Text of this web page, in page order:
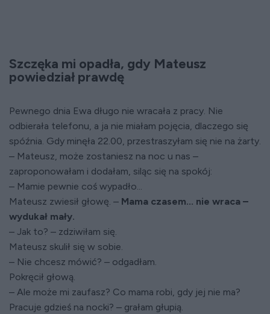
Szczęka mi opadła, gdy Mateusz
powiedział prawdę
Pewnego dnia Ewa długo nie wracała z pracy. Nie
odbierała telefonu, a ja nie miałam pojęcia, dlaczego się
spóźnia. Gdy minęła 22.00, przestraszyłam się nie na żarty.
– Mateusz, może zostaniesz na noc u nas –
zaproponowałam i dodałam, siląc się na spokój:
– Mamie pewnie coś wypadło...
Mateusz zwiesił głowę. – Mama czasem... nie wraca –
wydukał mały.
– Jak to? – zdziwiłam się.
Mateusz skulił się w sobie.
– Nie chcesz mówić? – odgadłam.
Pokręcił głową.
– Ale może mi zaufasz? Co mama robi, gdy jej nie ma?
Pracuje gdzieś na nocki? – grałam głupią.